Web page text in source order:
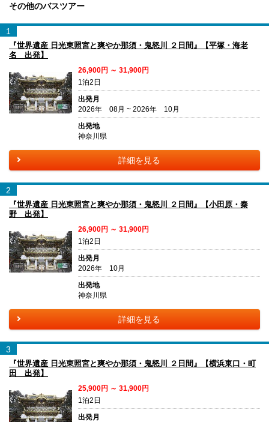
その他のバスツアー
1
『世界遺産 日光東照宮と爽やか那須・鬼怒川 ２日間』【平塚・海老
名 出発】
26,900円 ～ 31,900円
1泊2日
出発月
2026年 08月 ~ 2026年 10月
出発地
神奈川県
詳細を見る
2
『世界遺産 日光東照宮と爽やか那須・鬼怒川 ２日間』【小田原・秦
野 出発】
26,900円 ～ 31,900円
1泊2日
出発月
2026年 10月
出発地
神奈川県
詳細を見る
3
『世界遺産 日光東照宮と爽やか那須・鬼怒川 ２日間』【横浜東口・町
田 出発】
25,900円 ～ 31,900円
1泊2日
出発月